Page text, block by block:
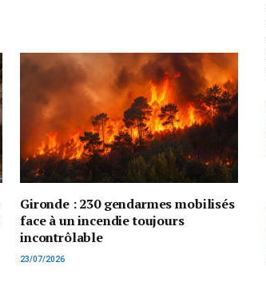
Gironde : 230 gendarmes mobilisés
face à un incendie toujours
incontrôlable
23/07/2026